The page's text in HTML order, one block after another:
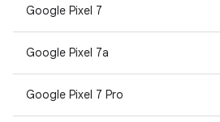
Google Pixel 7
Google Pixel 7a
Google Pixel 7 Pro